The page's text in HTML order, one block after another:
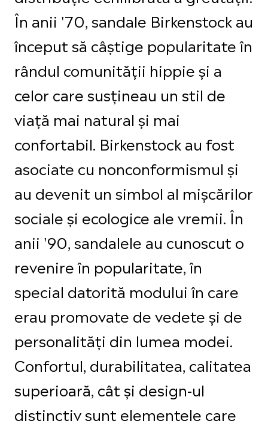
În anii '70, sandale Birkenstock au
început să câștige popularitate în
rândul comunității hippie și a
celor care susțineau un stil de
viață mai natural și mai
confortabil. Birkenstock au fost
asociate cu nonconformismul și
au devenit un simbol al mișcărilor
sociale și ecologice ale vremii. În
anii '90, sandalele au cunoscut o
revenire în popularitate, în
special datorită modului în care
erau promovate de vedete și de
personalități din lumea modei.
Confortul, durabilitatea, calitatea
superioară, cât și design-ul
distinctiv sunt elementele care